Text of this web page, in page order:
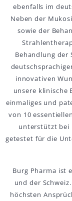
ebenfalls im
Neben der
sowie der
Behandlung der
innovativen
unsere klinische
einmaliges und
von 10
unterstützt bei
getestet für die
Burg Pharma ist
und der
höchsten